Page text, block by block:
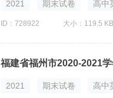
2021 期末试卷 高中
ID：728922 大小：119.5 KB
福建省福州市2020-2021
2021 期末试卷 高中